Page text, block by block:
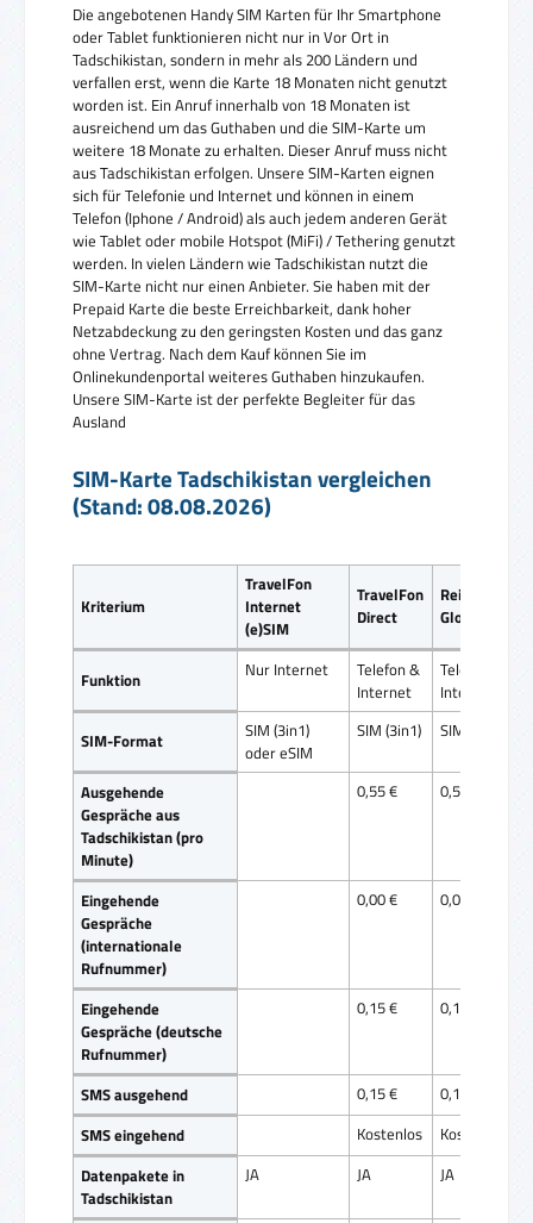
Die angebotenen Handy SIM Karten für Ihr Smartphone
oder Tablet funktionieren nicht nur in Vor Ort in
Tadschikistan, sondern in mehr als 200 Ländern und
verfallen erst, wenn die Karte 18 Monaten nicht genutzt
worden ist. Ein Anruf innerhalb von 18 Monaten ist
ausreichend um das Guthaben und die SIM-Karte um
weitere 18 Monate zu erhalten. Dieser Anruf muss nicht
aus Tadschikistan erfolgen. Unsere SIM-Karten eignen
sich für Telefonie und Internet und können in einem
Telefon (Iphone / Android) als auch jedem anderen Gerät
wie Tablet oder mobile Hotspot (MiFi) / Tethering genutzt
werden. In vielen Ländern wie Tadschikistan nutzt die
SIM-Karte nicht nur einen Anbieter. Sie haben mit der
Prepaid Karte die beste Erreichbarkeit, dank hoher
Netzabdeckung zu den geringsten Kosten und das ganz
ohne Vertrag. Nach dem Kauf können Sie im
Onlinekundenportal weiteres Guthaben hinzukaufen.
Unsere SIM-Karte ist der perfekte Begleiter für das
Ausland
SIM-Karte Tadschikistan vergleichen
(Stand: 08.08.2026)
Kriterium
TravelFon
Internet
(e)SIM
TravelFon
Direct
ReiseSIM
Global SIM
Funktion Nur Internet
Telefon &
Internet
Telefon &
Internet
SIM-Format
SIM (3in1)
oder eSIM
SIM (3in1) SIM (3in1)
Ausgehende
Gespräche aus
Tadschikistan (pro
Minute)
0,55 € 0,55 €
Eingehende
Gespräche
(internationale
Rufnummer)
0,00 € 0,00 €
Eingehende
Gespräche (deutsche
Rufnummer)
0,15 € 0,15 €
SMS ausgehend 0,15 €
0,15 €
SMS eingehend
Kostenlos
Kostenlos
Datenpakete in
Tadschikistan
JA JA JA